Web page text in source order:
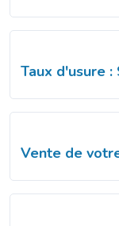
Taux d'usure
Vente de